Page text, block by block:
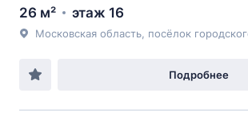
26 м² этаж 16
Подробнее